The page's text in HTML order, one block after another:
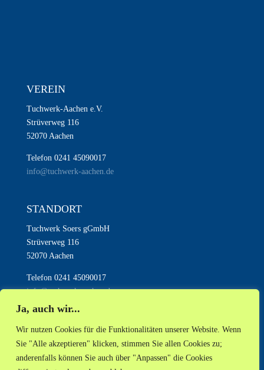
Ja, auch wir...
Wir nutzen Cookies für die Funktionalitäten unserer Website. Wenn
Sie "Alle akzeptieren" klicken, stimmen Sie allen Cookies zu;
anderenfalls können Sie auch über "Anpassen" die Cookies
VEREIN
Tuchwerk-Aachen e.V.
Strüverweg 116
52070 Aachen
Telefon 0241 45090017
info@tuchwerk-aachen.de
STANDORT
Tuchwerk Soers gGmbH
Strüverweg 116
52070 Aachen
Telefon 0241 45090017
info@tuchwerk-aachen.de
NEWSLETTER